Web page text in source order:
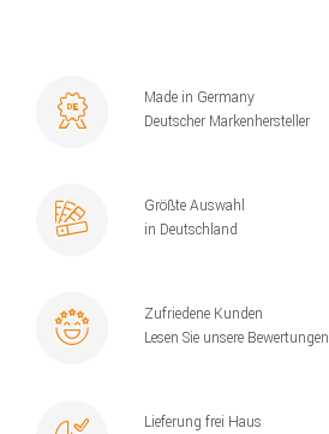
Made in Germany
Deutscher Markenhersteller
Größte Auswahl
in Deutschland
Zufriedene Kunden
Lesen Sie unsere Bewertungen
Lieferung frei Haus